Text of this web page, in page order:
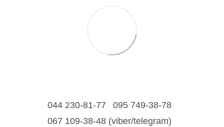
044 230-81-77
095 749-38-78
067 109-38-48 (viber/telegram)